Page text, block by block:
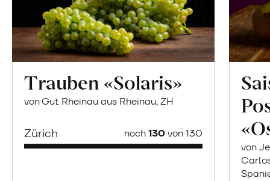
Trauben «Solaris»
von Gut Rheinau aus Rheinau, ZH
Zürich noch130von 130
von